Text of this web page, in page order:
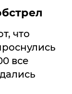
что
все